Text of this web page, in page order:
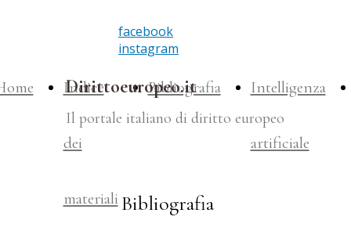
facebook
instagram
Il portale italiano di diritto europeo
Indice
dei
materiali
Bibliografia Intelligenza
artificiale
Dirittoeuropeo.it
Bibliografia